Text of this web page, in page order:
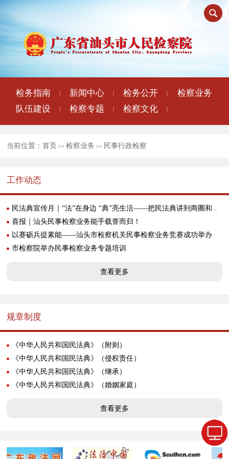
检务指南 新闻中心 检务公开
检察业务
队伍建设
检察专题 检察文化
当前位置：首页 >>检察业务 >> 民事行政检察
工作动态
民法典宣传月｜“法”在身边 “典”亮生活——把民法典讲到商圈和课堂里
喜报｜汕头民事检察业务能手载誉而归！
以赛砺兵提素能——汕头市检察机关民事检察业务竞赛成功举办
市检察院举办民事检察业务专题培训
查看更多
规章制度
《中华人民共和国民法典》（附则）
《中华人民共和国民法典》（侵权责任）
《中华人民共和国民法典》（继承）
《中华人民共和国民法典》（婚姻家庭）
查看更多